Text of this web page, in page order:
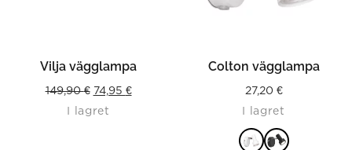
Vilja vägglampa
149,90€ Original
price
74,95 €Current
I lagret
Colton vägglampa
27,20 €
I lagret